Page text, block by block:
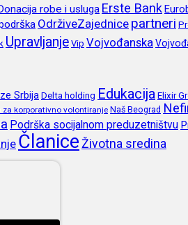
robe i usluga Erste Bank
OdrživeZajednice partneri
Upravljanje Vip Vojvođanska
SrbijaDelta holding Edukacija Elixir
za korporativno volontiranje Naš Beograd
Podrška socijalnom preduzetništvu
Članice Životna sredina